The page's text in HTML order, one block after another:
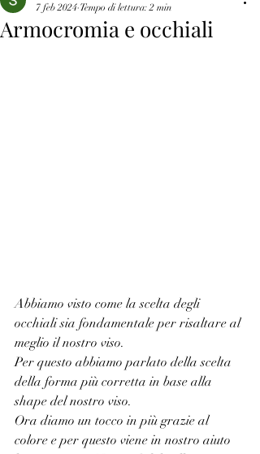
Armocromia e occhiali
7 feb 2024 Tempo di lettura: 2 min
Abbiamo visto come la scelta degli
occhiali sia fondamentale per risaltare al
meglio il nostro viso.
Per questo abbiamo parlato della scelta
della forma più corretta in base alla
shape del nostro viso.
Ora diamo un tocco in più grazie al
colore e per questo viene in nostro aiuto